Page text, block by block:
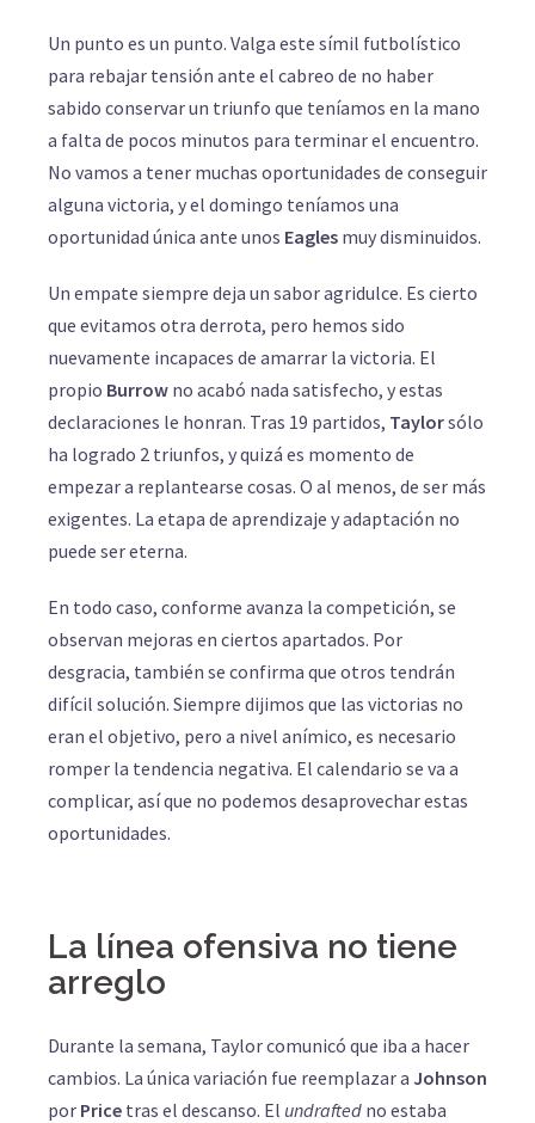
Un punto es un punto. Valga este símil futbolístico
para rebajar tensión ante el cabreo de no haber
sabido conservar un triunfo que teníamos en la mano
a falta de pocos minutos para terminar el encuentro.
No vamos a tener muchas oportunidades de conseguir
alguna victoria, y el domingo teníamos una
oportunidad única ante unos Eagles muy disminuidos.
Un empate siempre deja un sabor agridulce. Es cierto
que evitamos otra derrota, pero hemos sido
nuevamente incapaces de amarrar la victoria. El
propio Burrow no acabó nada satisfecho, y estas
declaraciones le honran. Tras 19 partidos, Taylorsólo
ha logrado 2 triunfos, y quizá es momento de
empezar a replantearse cosas. O al menos, de ser más
exigentes. La etapa de aprendizaje y adaptación no
puede ser eterna.
En todo caso, conforme avanza la competición, se
observan mejoras en ciertos apartados. Por
desgracia, también se confirma que otros tendrán
difícil solución. Siempre dijimos que las victorias no
eran el objetivo, pero a nivel anímico, es necesario
romper la tendencia negativa. El calendario se va a
complicar, así que no podemos desaprovechar estas
oportunidades.
La línea ofensiva no tiene
arreglo
Durante la semana, Taylor comunicó que iba a hacer
cambios. La única variación fue reemplazar a Johnson
por Price tras el descanso. El undrafted no estaba